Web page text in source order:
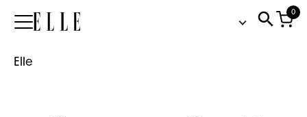
Elle
0
Elle